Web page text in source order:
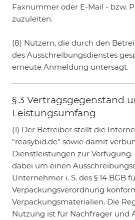
Faxnummer oder E-Mail - bzw.
zuzuleiten.
(8) Nutzern, die durch den
des Ausschreibungsdienstes
erneute Anmeldung untersagt.
§ 3 Vertragsgegenstand
Leistungsumfang
(1) Der Betreiber stellt die
"reasybid.de" sowie damit
Dienstleistungen zur Verfügung.
dabei um einen
Unternehmer i. S. des § 14 BGB
Verpackungsverordnung
Verpackungsmaterialien. Die
Nutzung ist für Nachfrager und